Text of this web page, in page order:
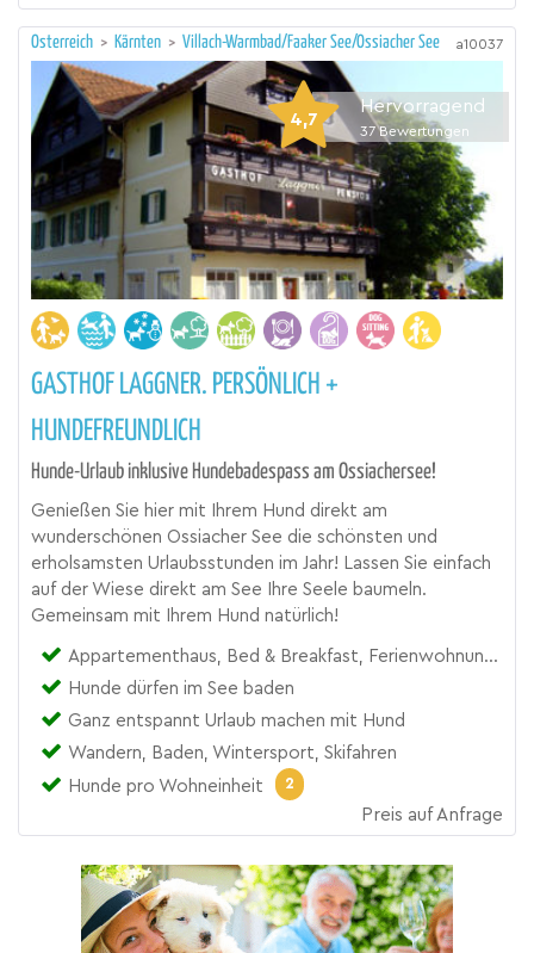
Österreich > Kärnten > Villach-Warmbad/Faaker See/Ossiacher See a10037
4,7
Hervorragend
37 Bewertungen
GASTHOF LAGGNER. PERSÖNLICH +
HUNDEFREUNDLICH
Hunde-Urlaub inklusive Hundebadespass am Ossiachersee!
Genießen Sie hier mit Ihrem Hund direkt am
wunderschönen Ossiacher See die schönsten und
erholsamsten Urlaubsstunden im Jahr! Lassen Sie einfach
auf der Wiese direkt am See Ihre Seele baumeln.
Gemeinsam mit Ihrem Hund natürlich!
Appartementhaus, Bed & Breakfast, Ferienwohnung, Gasthof, Pension, Zimmer
Hunde dürfen im See baden
Ganz entspannt Urlaub machen mit Hund
Wandern, Baden, Wintersport, Skifahren
Hunde pro Wohneinheit
2
Preis auf Anfrage